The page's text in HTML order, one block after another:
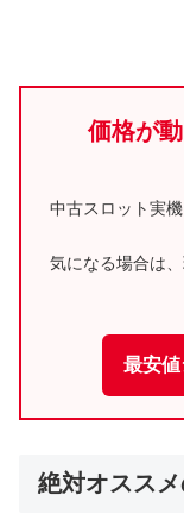
価格が
中古スロット実
気になる場合は
最安
絶対オスス